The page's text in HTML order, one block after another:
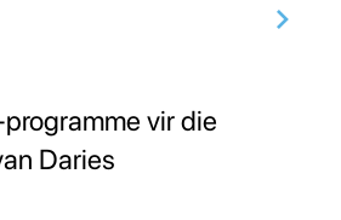
vir die
Daries